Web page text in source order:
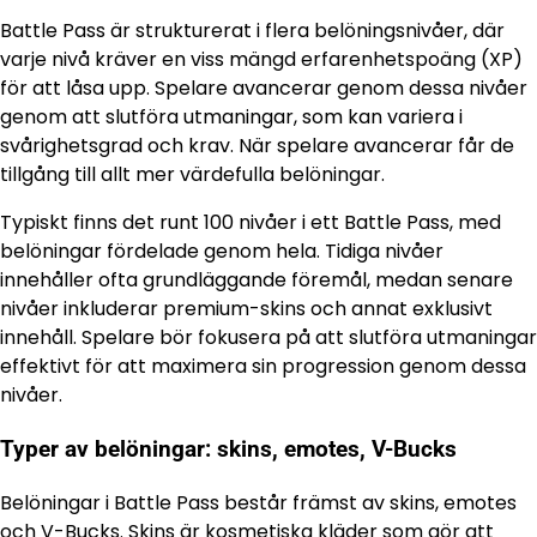
Battle Pass är strukturerat i flera belöningsnivåer, där
varje nivå kräver en viss mängd erfarenhetspoäng (XP)
för att låsa upp. Spelare avancerar genom dessa nivåer
genom att slutföra utmaningar, som kan variera i
svårighetsgrad och krav. När spelare avancerar får de
tillgång till allt mer värdefulla belöningar.
Typiskt finns det runt 100 nivåer i ett Battle Pass, med
belöningar fördelade genom hela. Tidiga nivåer
innehåller ofta grundläggande föremål, medan senare
nivåer inkluderar premium-skins och annat exklusivt
innehåll. Spelare bör fokusera på att slutföra utmaningar
effektivt för att maximera sin progression genom dessa
nivåer.
Typer av belöningar: skins, emotes, V-Bucks
Belöningar i Battle Pass består främst av skins, emotes
och V-Bucks. Skins är kosmetiska kläder som gör att